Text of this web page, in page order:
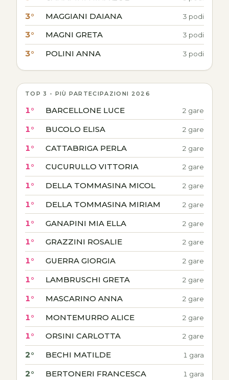
3° MAGGIANI DAIANA 3 podi
3° MAGNI GRETA 3 podi
3° POLINI ANNA 3 podi
TOP 3 - PIÙ PARTECIPAZIONI 2026
1° BARCELLONE LUCE 2 gare
1° BUCOLO ELISA 2 gare
1° CATTABRIGA PERLA 2 gare
1° CUCURULLO VITTORIA 2 gare
1° DELLA TOMMASINA MICOL 2 gare
1° DELLA TOMMASINA MIRIAM 2 gare
1° GANAPINI MIA ELLA 2 gare
1° GRAZZINI ROSALIE 2 gare
1° GUERRA GIORGIA 2 gare
1° LAMBRUSCHI GRETA 2 gare
1° MASCARINO ANNA 2 gare
1° MONTEMURRO ALICE 2 gare
1° ORSINI CARLOTTA 2 gare
2° BECHI MATILDE 1 gara
2° BERTONERI FRANCESCA 1 gara